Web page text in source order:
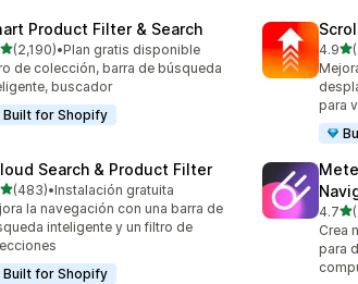
Product Filter & Search
de 5 estrellas
(2,190)
reseñas en total
•Plan gratis disponible
de colección, barra de búsqueda
buscador
Built for Shopify
4.9de
205
para
Search & Product Filter
de 5 estrellas
(483)
reseñas en total
•Instalación gratuita
la navegación con una barra de
inteligente y un filtro de
Built for Shopify
4.7de
314
Crea
para